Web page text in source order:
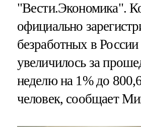
"Вести.Экономика".
официально
безработных в России
увеличилось за
неделю на 1% до
человек, сообщает